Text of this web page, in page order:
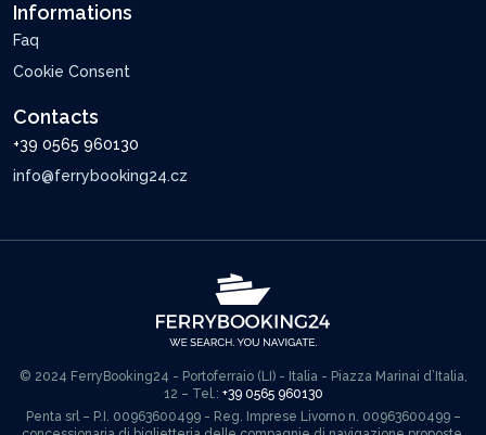
Informations
Faq
Cookie Consent
Contacts
+39 0565 960130
info@ferrybooking24.cz
© 2024 FerryBooking24 - Portoferraio (LI) - Italia - Piazza Marinai d’Italia,
12 – Tel.: +39 0565 960130
Penta srl – P.I. 00963600499 - Reg. Imprese Livorno n. 00963600499 –